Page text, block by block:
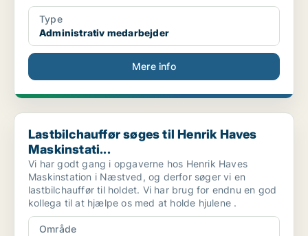
Type
Administrativ medarbejder
Mere info
Lastbilchauffør søges til Henrik Haves Maskinstati...
Lastbilchauffør søges til Henrik Haves
Maskinstati...
Vi har godt gang i opgaverne hos Henrik Haves
Maskinstation i Næstved, og derfor søger vi en
lastbilchauffør til holdet. Vi har brug for endnu en god
kollega til at hjælpe os med at holde hjulene .
Område